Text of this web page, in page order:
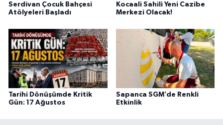
Serdivan Çocuk Bahçesi
Atölyeleri Başladı
Kocaali Sahili Yeni Cazibe
Merkezi Olacak!
Tarihi Dönüşümde Kritik
Gün: 17 Ağustos
Sapanca SGM’de Renkli
Etkinlik